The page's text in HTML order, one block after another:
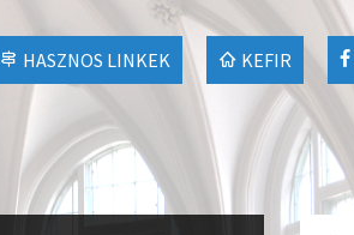
HASZNOS LINKEK KEFIR